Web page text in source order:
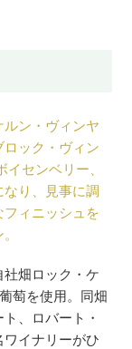
ン・ヴィンヤ
ック・ヴィン
センベリー、
り、見事に調
ィニッシュを
畑ロック・ケ
萄を使用。同畑
、ロバート・
イナリーがひ